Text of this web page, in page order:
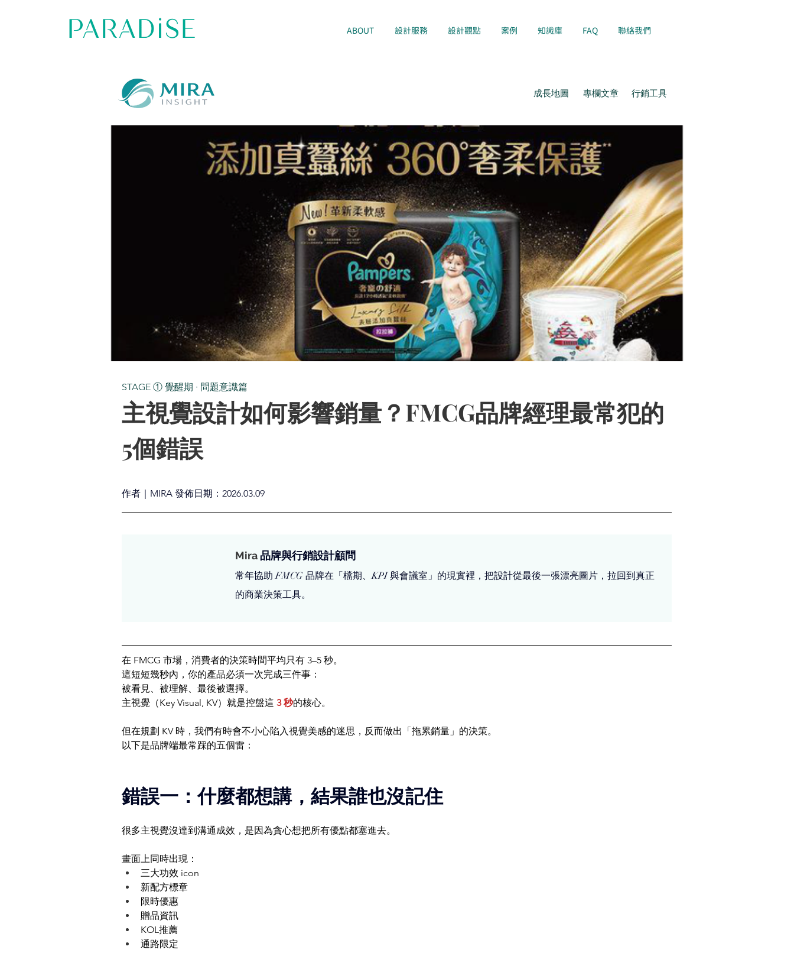
ABOUT 設計服務 設計觀點 案例 知識庫 FAQ 聯絡我們
成長地圖 專欄文章 行銷工具
STAGE ① 覺醒期 · 問題意識篇
主視覺設計如何影響銷量？FMCG品牌經理最常犯的
5個錯誤
作者｜MIRA 發佈日期：2026.03.09
Mira 品牌與行銷設計顧問
常年協助 FMCG 品牌在「檔期、KPI 與會議室」的現實裡，把設計從最後一張漂亮圖片，拉回到真正
的商業決策工具。
在 FMCG 市場，消費者的決策時間平均只有 3–5 秒。
這短短幾秒內，你的產品必須一次完成三件事：
被看見、被理解、最後被選擇。
主視覺（Key Visual, KV）就是控盤這 3 秒的核心。
但在規劃 KV 時，我們有時會不小心陷入視覺美感的迷思，反而做出「拖累銷量」的決策。
以下是品牌端最常踩的五個雷：
錯誤一：什麼都想講，結果誰也沒記住
很多主視覺沒達到溝通成效，是因為貪心想把所有優點都塞進去。
畫面上同時出現：
三大功效 icon
新配方標章
限時優惠
贈品資訊
KOL推薦
通路限定